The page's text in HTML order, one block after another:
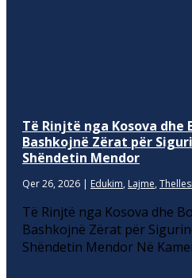
Të Rinjtë nga Kosova dhe
Bashkojnë Zërat për
Shëndetin Mendor
Qer 26, 2026 | Edukim, Lajme,
Të Rinjtë nga Kosova dhe
Bashkojnë Zërat për
Shëndetin Mendor Në